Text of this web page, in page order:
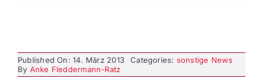
Published On: 14. März 2013 Categories: sonstige News
By Anke Fleddermann-Ratz